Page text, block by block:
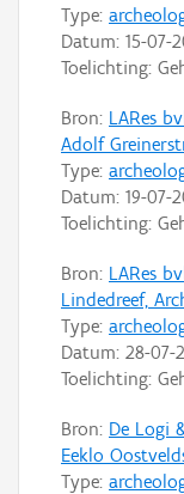
Type:
Datum: 15-07-
Toelichting:
Bron: LARes
Adolf
Type:
Datum: 19-07-
Toelichting:
Bron: LARes
Lindedreef,
Type:
Datum: 28-07-
Toelichting:
Bron: De Logi
Eeklo
Type: